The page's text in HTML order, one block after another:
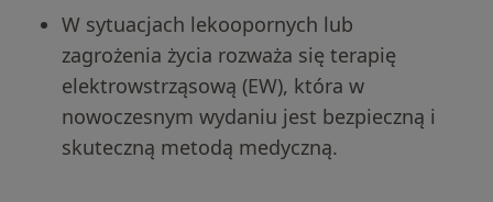
W sytuacjach lekoopornych lub
zagrożenia życia rozważa się terapię
elektrowstrząsową (EW), która w
nowoczesnym wydaniu jest bezpieczną i
skuteczną metodą medyczną.